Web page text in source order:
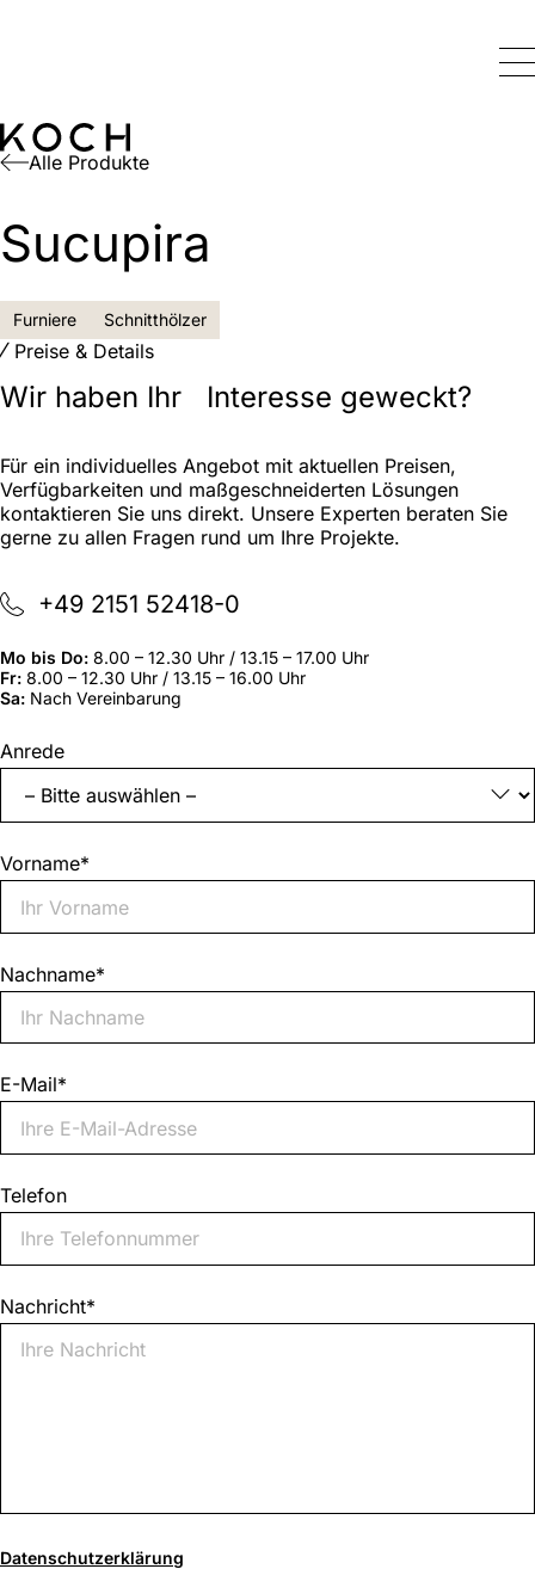
Alle Produkte
Sucupira
Furniere Schnitthölzer
Preise & Details
Wir haben Ihr Interesse geweckt?
Für ein individuelles Angebot mit aktuellen Preisen,
Verfügbarkeiten und maßgeschneiderten Lösungen
kontaktieren Sie uns direkt. Unsere Experten beraten Sie
gerne zu allen Fragen rund um Ihre Projekte.
+49 2151 52418-0
Mo bis Do: 8.00 – 12.30 Uhr / 13.15 – 17.00 Uhr
Fr: 8.00 – 12.30 Uhr / 13.15 – 16.00 Uhr
Sa: Nach Vereinbarung
„*“
zeigt
erforderliche
Felder
Anrede
Vorname*
Nachname*
E-Mail*
Telefon
Nachricht*
von
Datenschutzerklärung